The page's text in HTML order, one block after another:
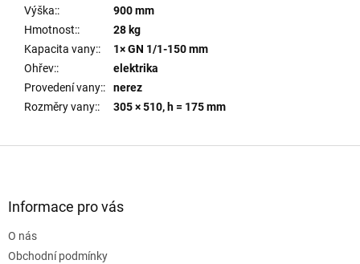
Výška::
900 mm
Hmotnost::
28 kg
Kapacita vany::
1× GN 1/1-150 mm
Ohřev::
elektrika
Provedení vany::
nerez
Rozměry vany:: 305 × 510, h = 175 mm
Informace pro vás
O nás
Obchodní podmínky